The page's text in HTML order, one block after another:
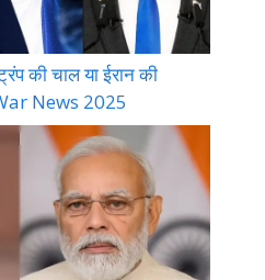
की चाल या ईरान की
News 2025